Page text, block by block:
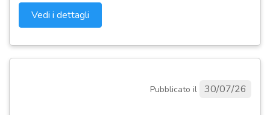
Vedi i dettagli
Pubblicato il 30/07/26